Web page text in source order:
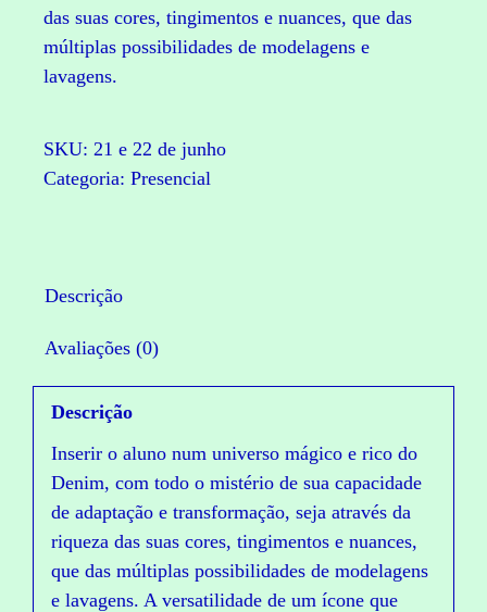
das suas cores, tingimentos e nuances, que das
múltiplas possibilidades de modelagens e
lavagens.
SKU: 21 e 22 de junho
Categoria: Presencial
Descrição
Avaliações (0)
Descrição
Inserir o aluno num universo mágico e rico do
Denim, com todo o mistério de sua capacidade
de adaptação e transformação, seja através da
riqueza das suas cores, tingimentos e nuances,
que das múltiplas possibilidades de modelagens
e lavagens. A versatilidade de um ícone que